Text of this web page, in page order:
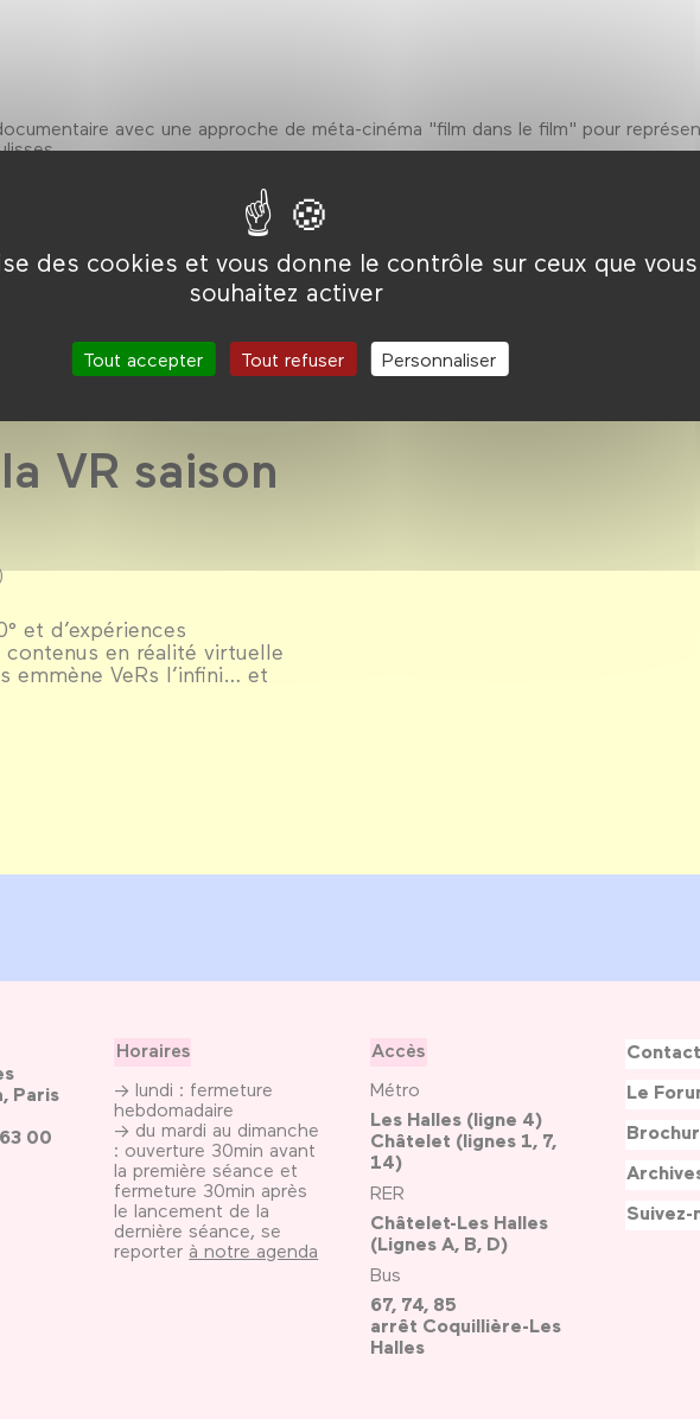
des cookies et vous donne le contrôle sur ceux que vous
souhaitez activer
Tout accepter Tout refuser Personnaliser
avec une approche de méta-cinéma "film dans le film" pour
VRrOOm
VR saison
et d’expériences
en réalité virtuelle
emmène VeRs l’infini… et
Paris
00
Horaires
→ lundi : fermeture
hebdomadaire
→ du mardi au dimanche
: ouverture 30min avant
la première séance et
fermeture 30min après
le lancement de la
dernière séance, se
reporter à notre agenda
Accès
Métro
Les Halles (ligne 4)
Châtelet (lignes 1, 7,
14)
RER
Châtelet-Les Halles
(Lignes A, B, D)
Bus
67, 74, 85
arrêt Coquillière-Les
Halles
Le
Suivez-